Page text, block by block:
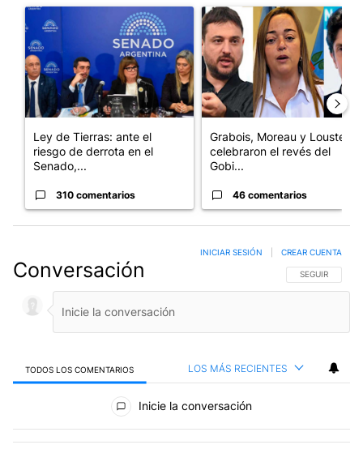
Un artículo de tendencia con el título "Ley de Tierras: ante el
Ley de Tierras: ante el
riesgo de derrota en el
Senado,...
310 comentarios
Un artículo de tendencia con
Grabois, Moreau y Lousteau
celebraron el revés del
Gobi...
46 comentarios
Conversación SIGA ESTA
SEGUIR
INICIAR SESIÓN CREAR CUENTA
TODOS LOS COMENTARIOS LOS MÁS RECIENTES
Todos los comentarios
Inicie la conversación